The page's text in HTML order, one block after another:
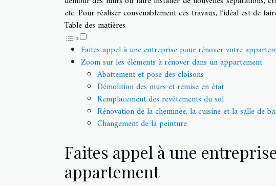
etc. Pour réaliser convenablement ces travaux, l’idéal est de
Table des matières
Faites appel à une entreprise pour rénover votre
Zoom sur les éléments à rénover dans un appartement
Abattement et pose des cloisons
Démolition des murs et remise en état
Remplacement des revêtements du sol
Rénovation de la cheminée, la cuisine et la salle de
Changement de la peinture
Faites appel à une
appartement